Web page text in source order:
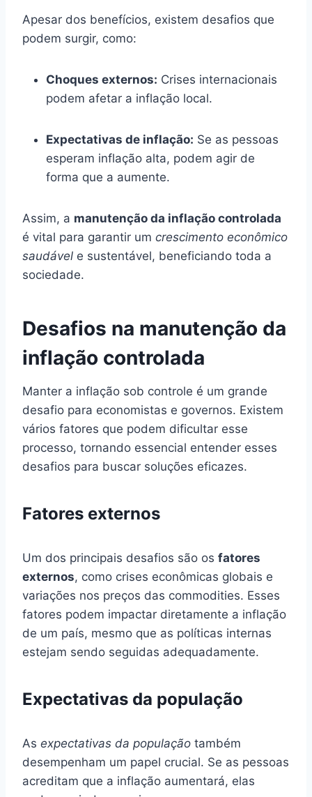
Apesar dos benefícios, existem desafios que
podem surgir, como:
Choques externos: Crises internacionais
podem afetar a inflação local.
Expectativas de inflação: Se as pessoas
esperam inflação alta, podem agir de
forma que a aumente.
Assim, a manutenção da inflação controlada
é vital para garantir um crescimento econômico
saudável e sustentável, beneficiando toda a
sociedade.
Desafios na manutenção da
inflação controlada
Manter a inflação sob controle é um grande
desafio para economistas e governos. Existem
vários fatores que podem dificultar esse
processo, tornando essencial entender esses
desafios para buscar soluções eficazes.
Fatores externos
Um dos principais desafios são os fatores
externos, como crises econômicas globais e
variações nos preços das commodities. Esses
fatores podem impactar diretamente a inflação
de um país, mesmo que as políticas internas
estejam sendo seguidas adequadamente.
Expectativas da população
As expectativas da população também
desempenham um papel crucial. Se as pessoas
acreditam que a inflação aumentará, elas